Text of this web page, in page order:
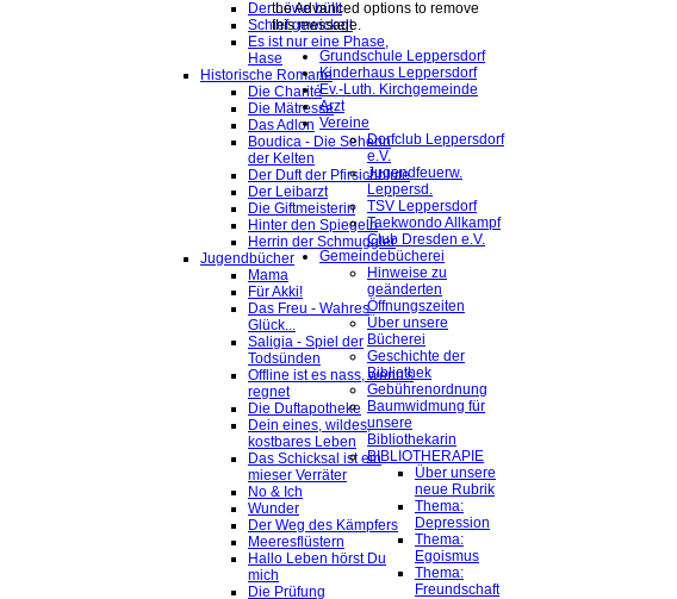
Der Löwe büllt
Schief gewickelt
Es ist nur eine Phase,
Hase
Historische Romane
Die Charité
Die Mätresse
Das Adlon
Boudica - Die Seherin
der Kelten
Der Duft der Pfirsichblüte
Der Leibarzt
Die Giftmeisterin
Hinter den Spiegeln
Herrin der Schmuggler
Jugendbücher
Mama
Für Akki!
Das Freu - Wahres
Glück...
Saligia - Spiel der
Todsünden
Offline ist es nass, wenn's
regnet
Die Duftapotheke
Dein eines, wildes,
kostbares Leben
Das Schicksal ist ein
mieser Verräter
No & Ich
Wunder
Der Weg des Kämpfers
Meeresflüstern
Hallo Leben hörst Du
mich
Die Prüfung
the Advanced options to remove
this message.
Grundschule Leppersdorf
Kinderhaus Leppersdorf
Ev.-Luth. Kirchgemeinde
Arzt
Vereine
Dorfclub Leppersdorf
e.V.
Jugendfeuerw.
Leppersd.
TSV Leppersdorf
Taekwondo Allkampf
Club Dresden e.V.
Gemeindebücherei
Hinweise zu
geänderten
Öffnungszeiten
Über unsere
Bücherei
Geschichte der
Bibliothek
Gebührenordnung
Baumwidmung für
unsere
Bibliothekarin
BIBLIOTHERAPIE
Über unsere
neue Rubrik
Thema:
Depression
Thema:
Egoismus
Thema:
Freundschaft